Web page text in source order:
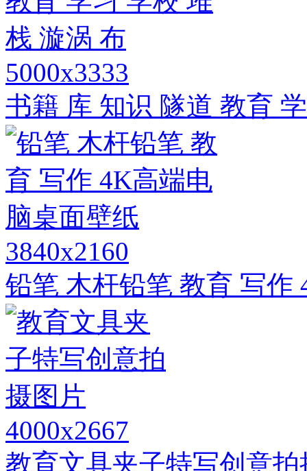
5000x3333
书籍 库 知识 隧道 教育
3840x2160
铅笔 木杆铅笔 教育 写作
4000x2667
教育文具夹子特写创意拍